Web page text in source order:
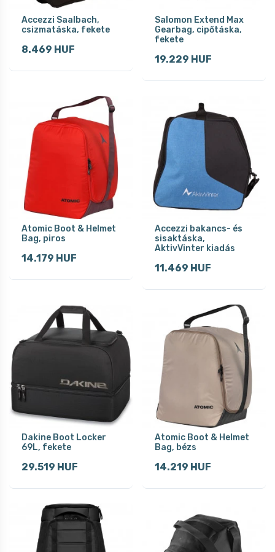
Accezzi Saalbach,
csizmatáska, fekete
8.469 HUF
Salomon Extend Max
Gearbag, cipőtáska,
fekete
19.229 HUF
Atomic Boot & Helmet
Bag, piros
14.179 HUF
Accezzi bakancs- és
sisaktáska,
AktivVinter kiadás
11.469 HUF
Dakine Boot Locker
69L, fekete
29.519 HUF
Atomic Boot & Helmet
Bag, bézs
14.219 HUF